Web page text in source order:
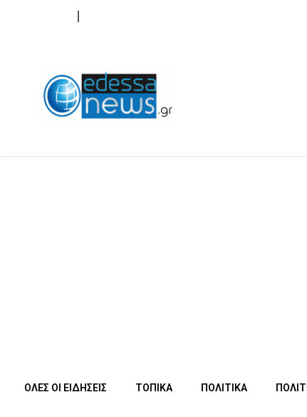
ΟΛΕΣ ΟΙ ΕΙΔΗΣΕΙΣ ΤΟΠΙΚΑ ΠΟΛΙΤΙΚΑ